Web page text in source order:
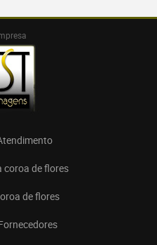
coroa de flores
de flores